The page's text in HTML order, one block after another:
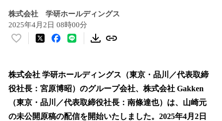
株式会社 学研ホールディングス
2025年4月2日 08時00分
い
！
数
を
読
み
株式会社 学研ホールディングス（東京・品川／代表取締
役社長：宮原博昭）のグループ会社、株式会社 Gakken
（東京・品川／代表取締役社長：南條達也）は、山崎元
の未公開原稿の配信を開始いたしました。2025年4月2日